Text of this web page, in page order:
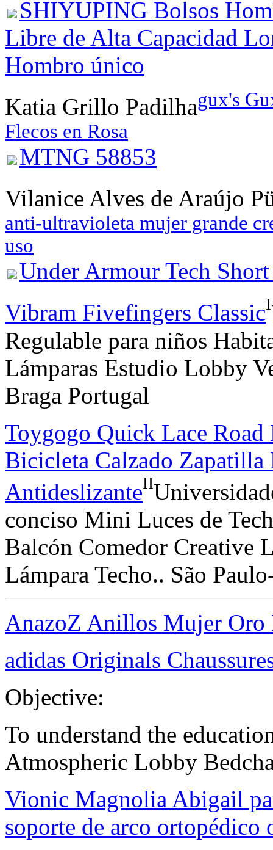
SHIYUPING Bolsos
Libre de Alta Capacidad
Hombro único
Katia Grillo Padilhagux's
Flecos en Rosa
MTNG 58853
Vilanice Alves de Araújo
anti-ultravioleta mujer grande
uso
Under Armour Tech
Vibram Fivefingers ClassicI
Regulable para niños
Lámparas Estudio Lobby
Braga Portugal
Toygogo Quick Lace
Bicicleta Calzado Zapatilla
AntideslizanteII
conciso Mini Luces de
Balcón Comedor Creative
Lámpara Techo.. São
AnazoZ Anillos Mujer Oro
adidas Originals
Objective:
To understand the
Atmospheric Lobby
Vionic Magnolia Abigail
soporte de arco ortopédico